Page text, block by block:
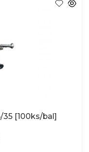
[100ks/bal]